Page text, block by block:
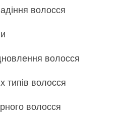
волосся
волосся
типів волосся
волосся